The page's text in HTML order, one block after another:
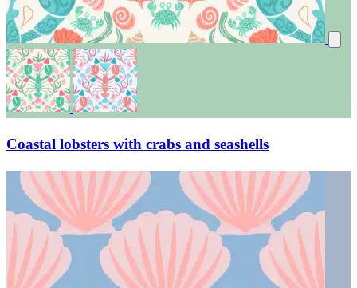
Coastal lobsters with crabs and seashells